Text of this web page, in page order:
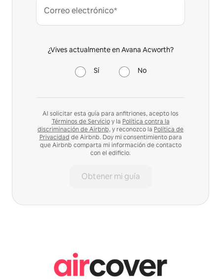
Correo electrónico*
¿Vives actualmente en Avana Acworth?
Sí No
Al solicitar esta guía para anfitriones, acepto los
Términos de Servicioy la Política contra la
discriminación de Airbnb,y reconozco la Política de
Privacidad de Airbnb. Doy mi consentimiento para
que Airbnb comparta mi información de contacto
con el edificio.
Obtener mi guía